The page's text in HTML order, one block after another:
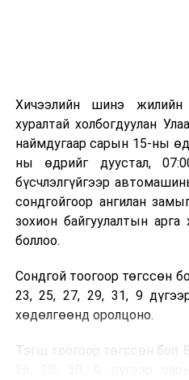
Хичээлийн шинэ жилийн
хуралтай холбогдуулан
наймдугаар сарын 15-ны
ны өдрийг дуустал,
бүсчлэлгүйгээр
сондгойгоор ангилан
зохион байгуулалтын
боллоо.
Сондгой тоогоор төгссөн
23, 25, 27, 29, 31, 9
хөдөлгөөнд оролцоно.
Тэгш тоогоор төгссөн бол: